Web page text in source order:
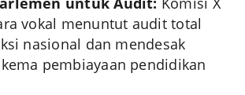
vokal menuntut audit total
nasional dan mendesak
pembiayaan pendidikan